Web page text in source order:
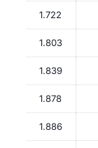
1.722
1.803
1.839
1.878
1.886